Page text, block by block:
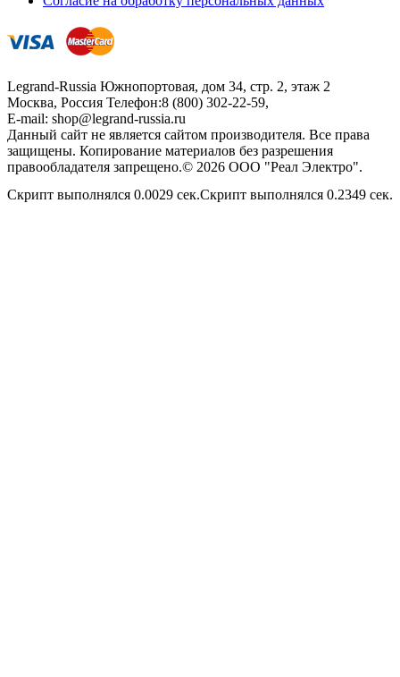
Legrand-Russia Южнопортовая, дом 34, стр. 2, этаж 2
Москва, Россия Телефон:8 (800) 302-22-59,
E-mail: shop@legrand-russia.ru
Данный сайт не является сайтом производителя. Все права
защищены. Копирование материалов без разрешения
правообладателя запрещено.© 2026 ООО "Реал Электро".
Скрипт выполнялся 0.0029 сек.Скрипт выполнялся 0.2349 сек.